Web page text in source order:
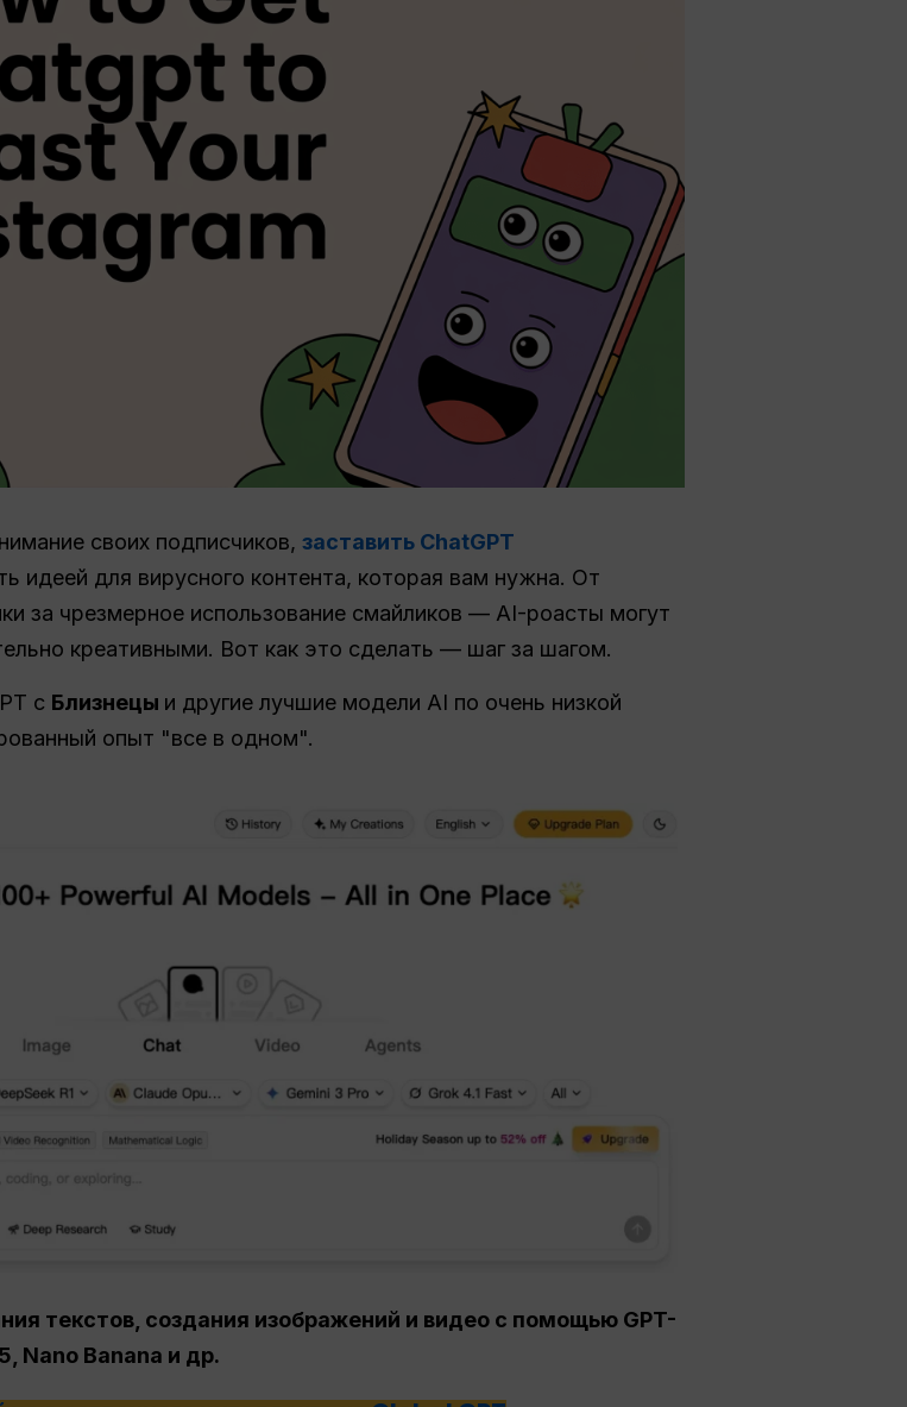
своих подписчиков, заставить ChatGPT
идеей для вирусного контента, которая вам нужна. От
за чрезмерное использование смайликов — AI-роасты могут
креативными. Вот как это сделать — шаг за шагом.
с Близнецы и другие лучшие модели AI по очень низкой
опыт "все в одном".
текстов, создания изображений и видео с помощью GPT-
5, Nano Banana и др.